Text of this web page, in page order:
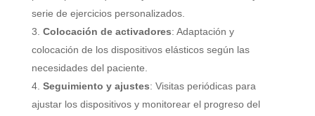
serie de ejercicios personalizados.
Colocación de activadores: Adaptación y
colocación de los dispositivos elásticos según las
necesidades del paciente.
Seguimiento y ajustes: Visitas periódicas para
ajustar los dispositivos y monitorear el progreso del